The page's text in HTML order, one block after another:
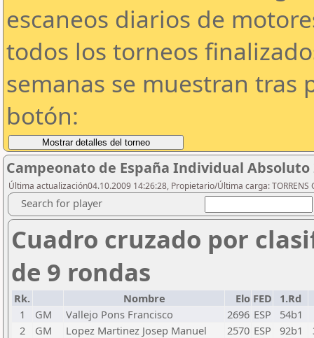
escaneos diarios de
todos los torneos
semanas se muestran tras
botón:
Campeonato de España Individual Absoluto
Última actualización04.10.2009 14:26:28, Propietario/Última carga: TORRENS
Search for player
Cuadro cruzado por
de 9 rondas
Rk. Nombre Elo FED
1.Rd
1
GM Vallejo Pons Francisco 2696 ESP 54b1
2
GM Lopez Martinez Josep Manuel 2570 ESP 92b1